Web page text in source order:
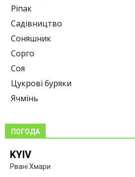
Ріпак
Садівництво
Соняшник
Сорго
Соя
Цукрові буряки
Ячмінь
ПОГОДА
KYIV
Рвані Хмари